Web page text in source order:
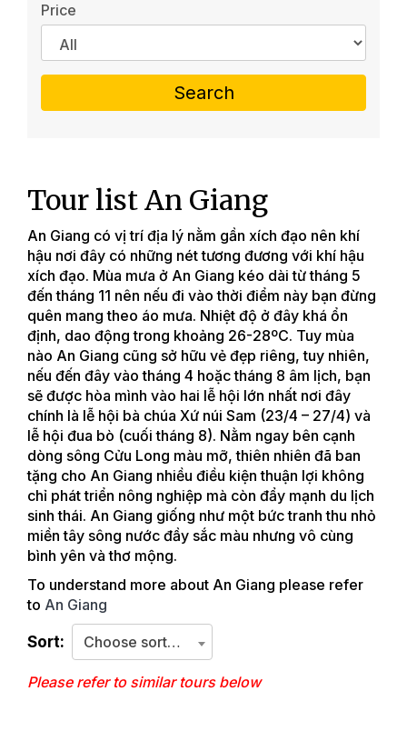
Price
Search
Tour list An Giang
An Giang có vị trí địa lý nằm gần xích đạo nên khí
hậu nơi đây có những nét tương đương với khí hậu
xích đạo. Mùa mưa ở An Giang kéo dài từ tháng 5
đến tháng 11 nên nếu đi vào thời điểm này bạn đừng
quên mang theo áo mưa. Nhiệt độ ở đây khá ổn
định, dao động trong khoảng 26-28ºC. Tuy mùa
nào An Giang cũng sở hữu vẻ đẹp riêng, tuy nhiên,
nếu đến đây vào tháng 4 hoặc tháng 8 âm lịch, bạn
sẽ được hòa mình vào hai lễ hội lớn nhất nơi đây
chính là lễ hội bà chúa Xứ núi Sam (23/4 – 27/4) và
lễ hội đua bò (cuối tháng 8). Nằm ngay bên cạnh
dòng sông Cửu Long màu mỡ, thiên nhiên đã ban
tặng cho An Giang nhiều điều kiện thuận lợi không
chỉ phát triển nông nghiệp mà còn đẩy mạnh du lịch
sinh thái. An Giang giống như một bức tranh thu nhỏ
miền tây sông nước đầy sắc màu nhưng vô cùng
bình yên và thơ mộng.
To understand more about An Giang please refer
to An Giang
Sort: Choose sorting criteria
Please refer to similar tours below